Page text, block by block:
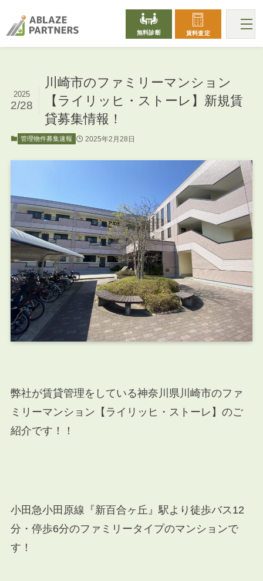
無料診断 賃料査定
川崎市のファミリーマンション
【ライリッヒ・ストーレ】新規賃
貸募集情報！
2025
2/28
管理物件募集速報 2025年2月28日
弊社が賃貸管理をしている神奈川県川崎市のファ
ミリーマンション 【ライリッヒ・ストーレ】のご
紹介です！！
小田急小田原線『新百合ヶ丘』駅より徒歩バス12
分・停歩6分のファミリータイプのマンションで
す！